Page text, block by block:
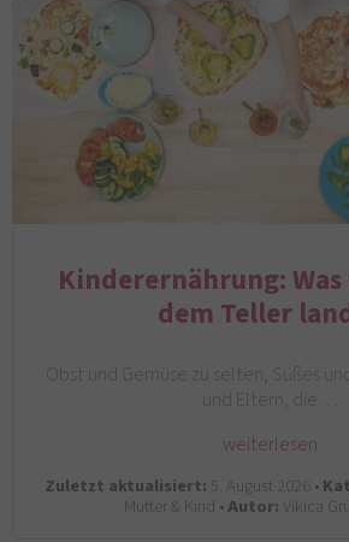
Kinderernährung:
dem Teller
Obst und Gemüse zu selten, Süßes
und Eltern, die…
weiterlesen
Zuletzt aktualisiert: 5. August 2026 •
Mutter & Kind •Autor:Vikica